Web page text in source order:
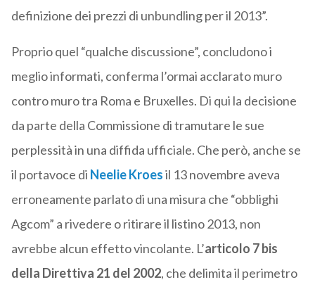
definizione dei prezzi di unbundling per il 2013”.
Proprio quel “qualche discussione”, concludono i
meglio informati, conferma l’ormai acclarato muro
contro muro tra Roma e Bruxelles. Di qui la decisione
da parte della Commissione di tramutare le sue
perplessità in una diffida ufficiale. Che però, anche se
il portavoce di Neelie Kroesil 13 novembre aveva
erroneamente parlato di una misura che “obblighi
Agcom” a rivedere o ritirare il listino 2013, non
avrebbe alcun effetto vincolante. L’articolo 7 bis
della Direttiva 21 del 2002, che delimita il perimetro